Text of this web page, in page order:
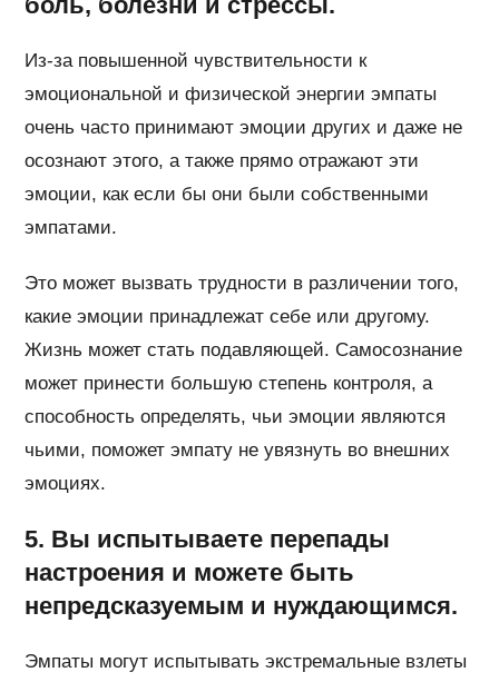
Из-за повышенной чувствительности к
эмоциональной и физической энергии эмпаты
очень часто принимают эмоции других и даже не
осознают этого, а также прямо отражают эти
эмоции, как если бы они были собственными
эмпатами.
Это может вызвать трудности в различении того,
какие эмоции принадлежат себе или другому.
Жизнь может стать подавляющей. Самосознание
может принести большую степень контроля, а
способность определять, чьи эмоции являются
чьими, поможет эмпату не увязнуть во внешних
эмоциях.
5. Вы испытываете перепады
настроения и можете быть
непредсказуемым и нуждающимся.
Эмпаты могут испытывать экстремальные взлеты